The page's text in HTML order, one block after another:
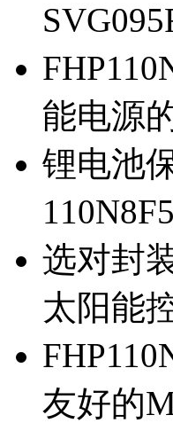
能电源
锂电池
选对封
太阳能
友好的